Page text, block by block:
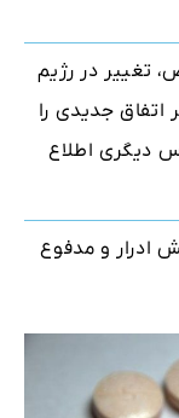
تغییر در رژیم
‌اتفاق جدیدی ‌را
دیگری اطلاع
آزمایش ادرار و مدفوع